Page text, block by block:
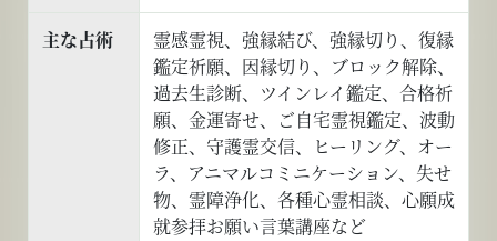
主な占術
霊感霊視、強縁結び、強縁切り、復縁
鑑定祈願、因縁切り、ブロック解除、
過去生診断、ツインレイ鑑定、合格祈
願、金運寄せ、ご自宅霊視鑑定、波動
修正、守護霊交信、ヒーリング、オー
ラ、アニマルコミニケーション、失せ
物、霊障浄化、各種心霊相談、心願成
就参拝お願い言葉講座など